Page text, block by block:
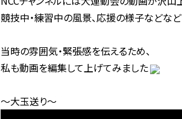
競技中・練習中の風景、応援の様子などな
当時の雰囲気・緊張感を伝えるため、
私も動画を編集して上げてみました
～大玉送り～